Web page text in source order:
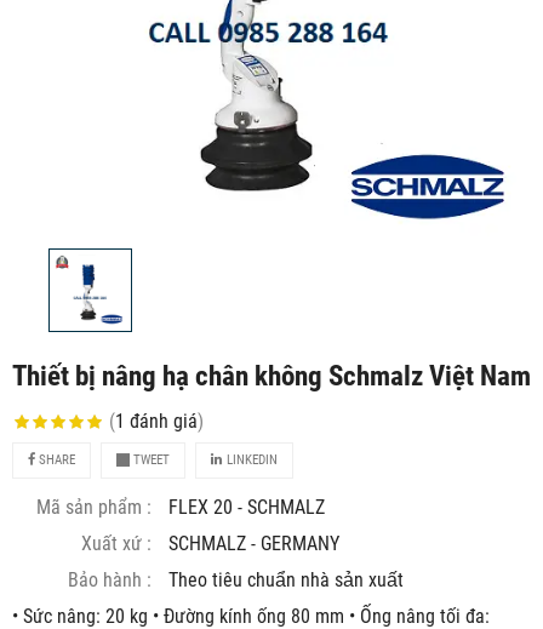
Thiết bị nâng hạ chân không Schmalz Việt Nam
(1 đánh giá)
SHARE TWEET LINKEDIN
Mã sản phẩm :
FLEX 20 - SCHMALZ
Xuất xứ :
SCHMALZ - GERMANY
Bảo hành :
Theo tiêu chuẩn nhà sản xuất
• Sức nâng: 20 kg • Đường kính ống 80 mm • Ống nâng tối đa: